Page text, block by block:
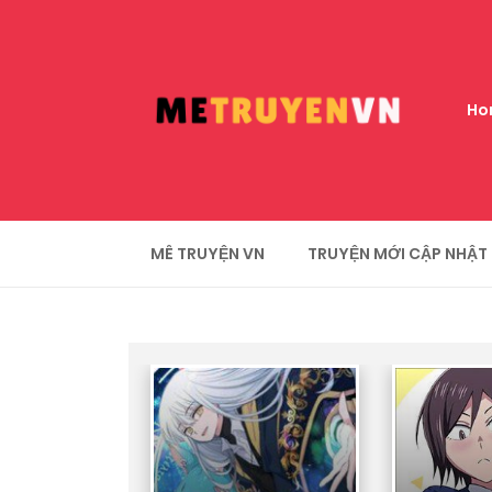
MÊ TRUYỆN VN TRUYỆN MỚI CẬP NHẬT